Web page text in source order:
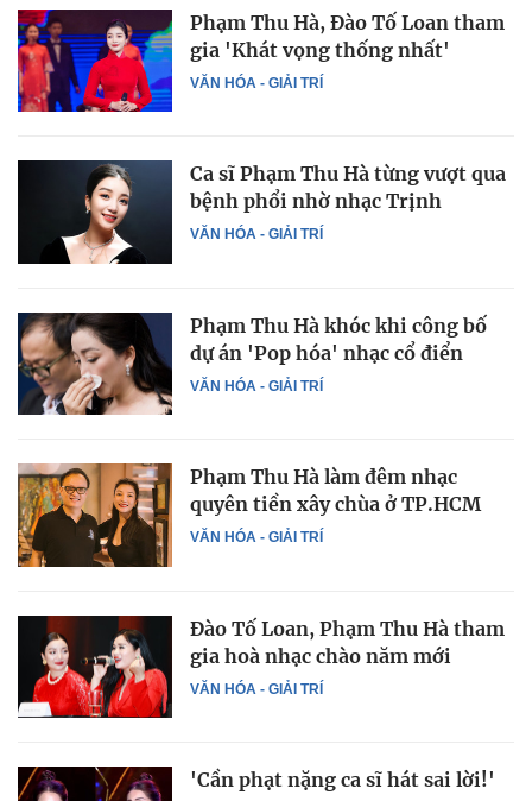
VĂN HÓA - GIẢI TRÍ
Phạm Thu Hà, Đào Tố Loan tham
gia 'Khát vọng thống nhất'
VĂN HÓA - GIẢI TRÍ
Ca sĩ Phạm Thu Hà từng vượt qua
bệnh phổi nhờ nhạc Trịnh
VĂN HÓA - GIẢI TRÍ
Phạm Thu Hà khóc khi công bố
dự án 'Pop hóa' nhạc cổ điển
VĂN HÓA - GIẢI TRÍ
Phạm Thu Hà làm đêm nhạc
quyên tiền xây chùa ở TP.HCM
VĂN HÓA - GIẢI TRÍ
Đào Tố Loan, Phạm Thu Hà tham
gia hoà nhạc chào năm mới
'Cần phạt nặng ca sĩ hát sai lời!'